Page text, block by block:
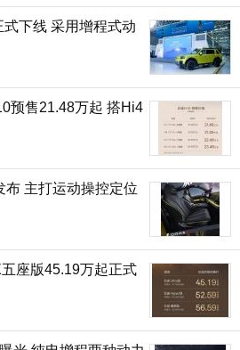
下线 采用增程式动
预售21.48万起 搭Hi4
布 主打运动操控定位
座版45.19万起正式